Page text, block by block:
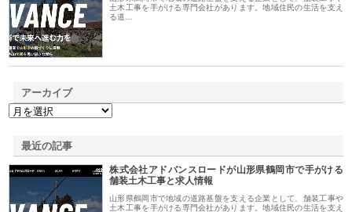
土木工事を手がける専門会社があります。地域住民の生活を支え
る道…
アーカイブ
最近の記事
株式会社アドバンスロードが山形県鶴岡市で手がける
舗装土木工事と求人情報
山形県鶴岡市で地域の道路基盤を支える企業として、舗装工事や
土木工事を手がける専門会社があります。地域住民の生活を支え